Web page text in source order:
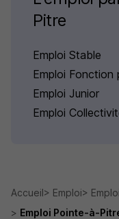
Pitre
Emploi Stable
Emploi Fonction
Emploi Junior
Emploi
Accueil Emploi
Emploi Pointe-à-